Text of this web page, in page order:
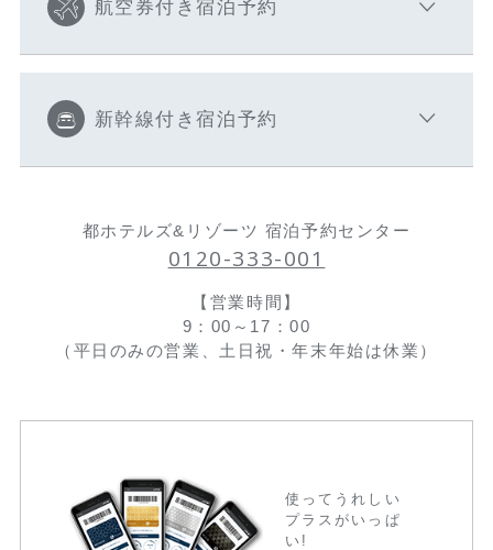
航空券付き宿泊予約
新幹線付き宿泊予約
都ホテルズ&リゾーツ 宿泊予約センター
0120-333-001
【営業時間】
9：00～17：00
（平日のみの営業、土日祝・年末年始は休業）
使ってうれしい
プラスがいっぱ
い!